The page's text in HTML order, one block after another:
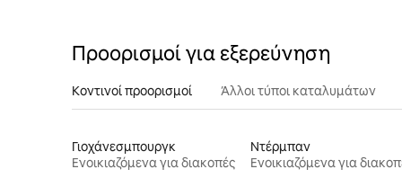
Προορισμοί για εξερεύνηση
Κοντινοί προορισμοί Άλλοι τύποι καταλυμάτων
Γιοχάνεσμπουργκ
Ενοικιαζόμενα για διακοπές
Ντέρμπαν
Ενοικιαζόμενα για